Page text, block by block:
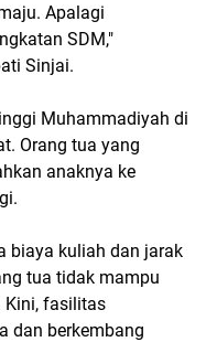
Apalagi
SDM,"
Sinjai.
Muhammadiyah di
Orang tua yang
anaknya ke
biaya kuliah dan jarak
tua tidak mampu
Kini, fasilitas
dan berkembang